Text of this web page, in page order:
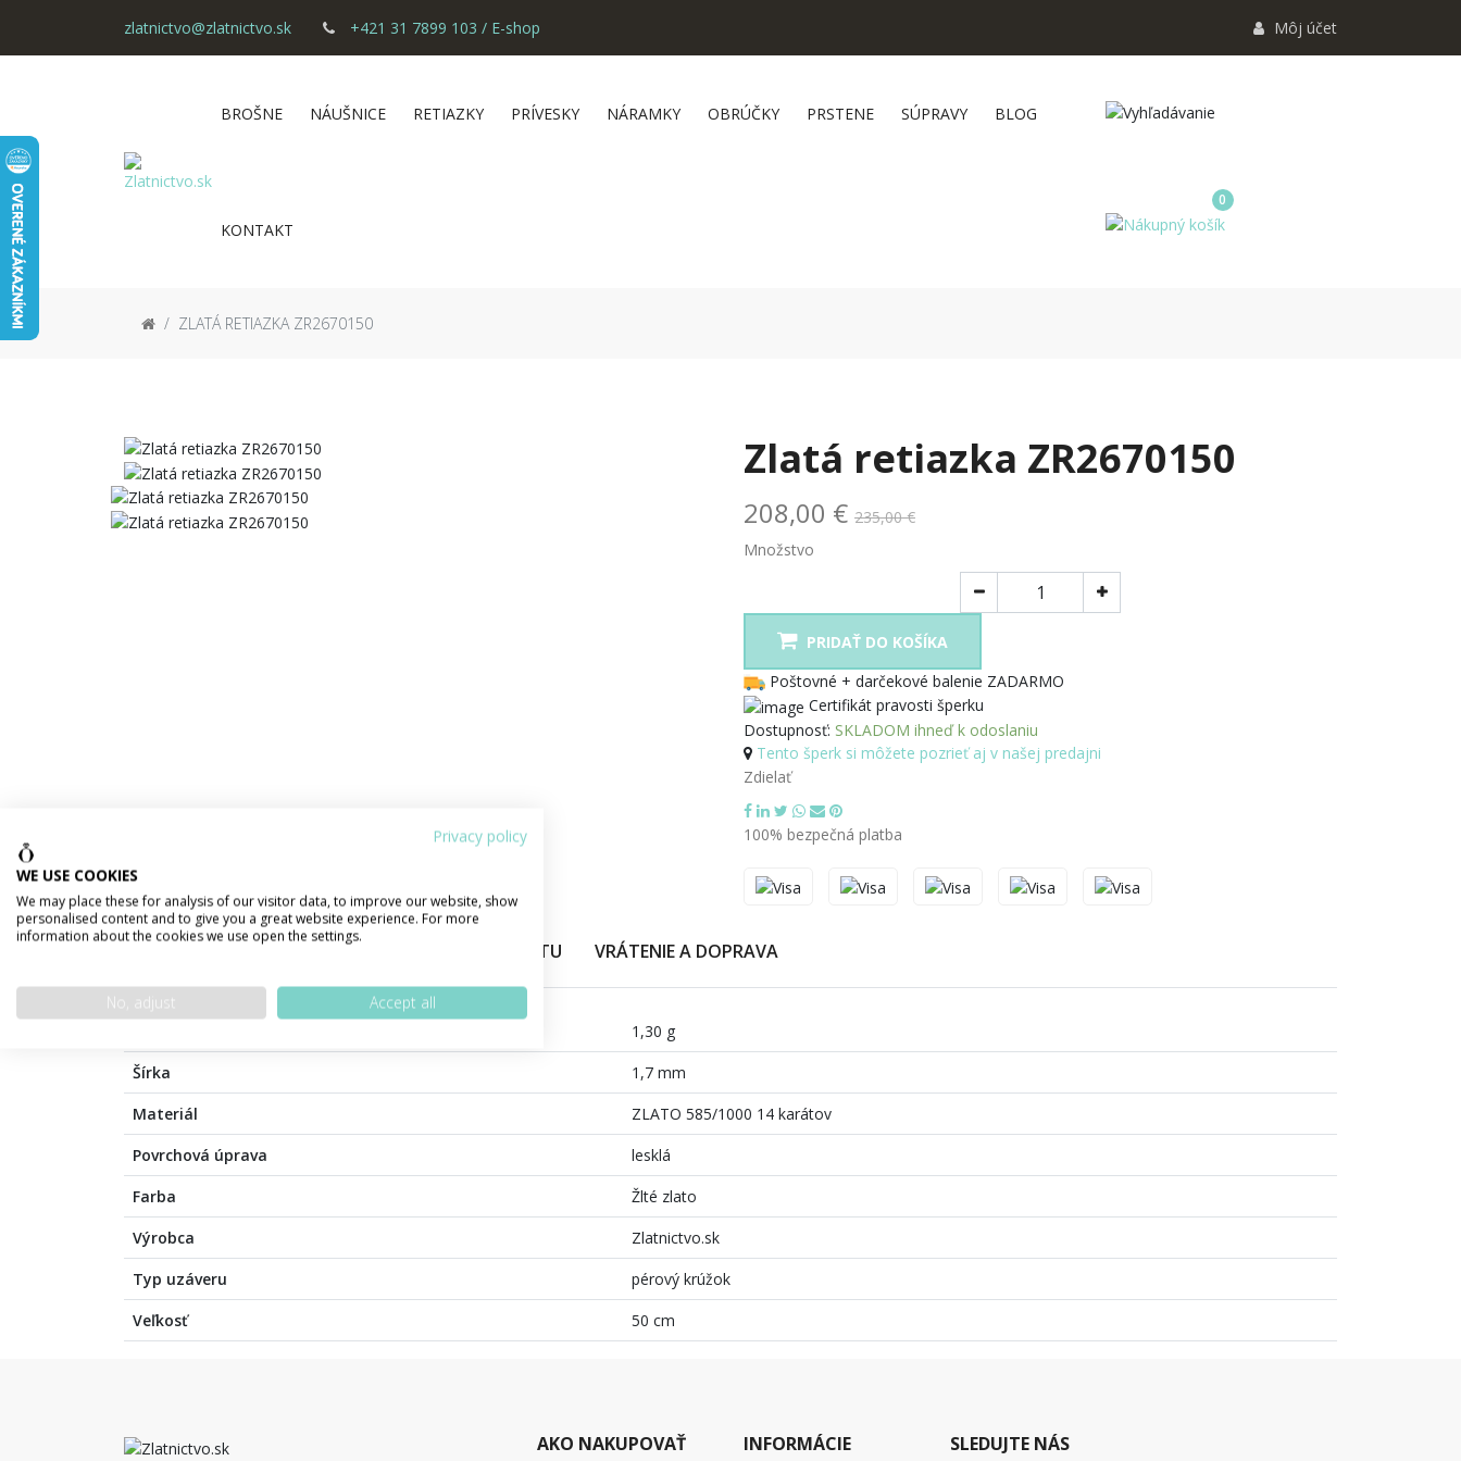
Privacy policy
WE USE COOKIES
We may place these for analysis of our visitor data, to improve our website, show
personalised content and to give you a great website experience. For more
information about the cookies we use open the settings.
No, adjust Accept all
zlatnictvo@zlatnictvo.sk +421 31 7899 103 / E-shop Môj účet
BROŠNE NÁUŠNICE RETIAZKY PRÍVESKY NÁRAMKY OBRÚČKY PRSTENE SÚPRAVY BLOG
KONTAKT
0
ZLATÁ RETIAZKA ZR2670150
Zlatá retiazka ZR2670150
208,00 € 235,00 €
Množstvo
PRIDAŤ DO KOŠÍKA
Poštovné + darčekové balenie ZADARMO
Certifikát pravosti šperku
Dostupnosť: SKLADOM ihneď k odoslaniu
Tento šperk si môžete pozrieť aj v našej predajni
Zdielať
100% bezpečná platba
PODROBNOSTI O PRODUKTE POPIS PRODUKTU VRÁTENIE A DOPRAVA
1,30 g
Šírka
1,7 mm
Materiál
ZLATO 585/1000 14 karátov
Povrchová úprava
lesklá
Farba
Žlté zlato
Výrobca
Zlatnictvo.sk
Typ uzáveru
pérový krúžok
Veľkosť
50 cm
AKO NAKUPOVAŤ INFORMÁCIE SLEDUJTE NÁS